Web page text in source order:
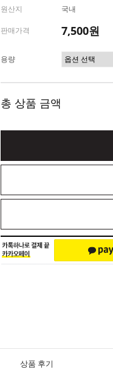
원산지
국내
판매가격 7,500원
용량
총 상품 금액
상품 후기